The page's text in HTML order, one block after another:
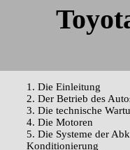
1. Die Einleitung
2. Der Betrieb des
3. Die technische
4. Die Motoren
5. Die Systeme der
Konditionierung